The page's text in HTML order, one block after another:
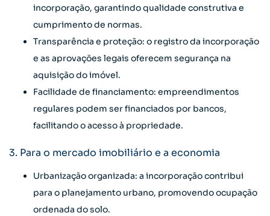
incorporação, garantindo qualidade construtiva e
cumprimento de normas.
Transparência e proteção: o registro da incorporação
e as aprovações legais oferecem segurança na
aquisição do imóvel.
Facilidade de financiamento: empreendimentos
regulares podem ser financiados por bancos,
facilitando o acesso à propriedade.
3. Para o mercado imobiliário e a economia
Urbanização organizada: a incorporação contribui
para o planejamento urbano, promovendo ocupação
ordenada do solo.